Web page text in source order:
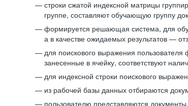
строки сжатой индексной матрицы
группе, составляют обучающую группу
формируется решающая система, для
а в качестве ожидаемых результатов —
для поискового выражения пользователя
занесенные в ячейку, соответствуют
для индексной строки поискового
из рабочей базы данных отбираются
пользователю представляются